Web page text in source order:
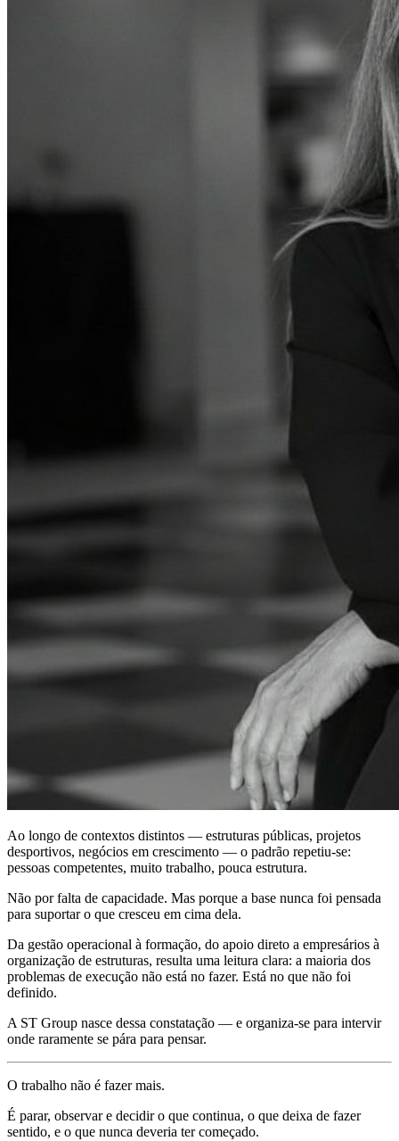
Ao longo de contextos distintos — estruturas públicas, projetos
desportivos, negócios em crescimento — o padrão repetiu-se:
pessoas competentes, muito trabalho, pouca estrutura.
Não por falta de capacidade. Mas porque a base nunca foi pensada
para suportar o que cresceu em cima dela.
Da gestão operacional à formação, do apoio direto a empresários à
organização de estruturas, resulta uma leitura clara: a maioria dos
problemas de execução não está no fazer. Está no que não foi
definido.
A ST Group nasce dessa constatação — e organiza-se para intervir
onde raramente se pára para pensar.
O trabalho não é fazer mais.
É parar, observar e decidir o que continua, o que deixa de fazer
sentido, e o que nunca deveria ter começado.